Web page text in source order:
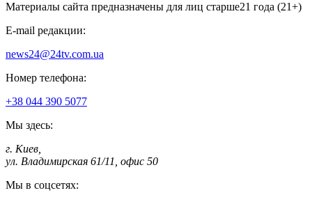
Материалы сайта предназначены для лиц старше21 года (21+)
E-mail редакции:
news24@24tv.com.ua
Номер телефона:
+38 044 390 5077
Мы здесь:
г. Киев
ул. Владимирская 61/11, офис 50
Мы в соцсетях: